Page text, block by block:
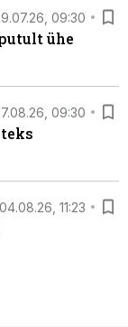
09:30
ühe
09:30
04.08.26, 11:23